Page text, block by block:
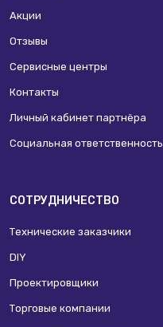
Акции
Отзывы
Сервисные центры
Контакты
Личный кабинет партнёра
Социальная ответственность
СОТРУДНИЧЕСТВО
Технические заказчики
DIY
Проектировщики
Торговые компании